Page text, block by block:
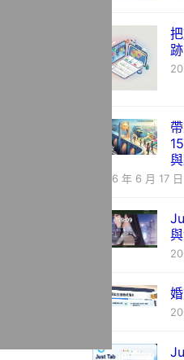
2026 年 6 月 17 日
與